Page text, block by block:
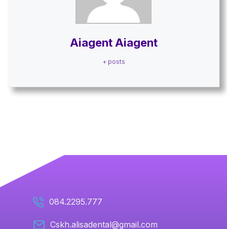
Aiagent Aiagent
+ posts
084.2295.777
Cskh.alisadental@gmail.com